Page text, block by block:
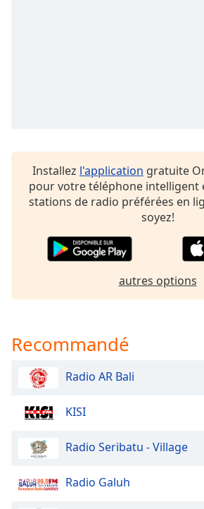
Reset
Close
Modal
window.
Installez l'application gratuite
pour votre téléphone intelligent
stations de radio préférées en
soyez!
autres options
Recommandé
Radio AR Bali
KISI
Radio Seribatu - Village
Radio Galuh